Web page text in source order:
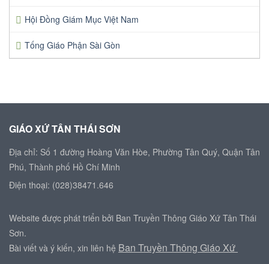
Hội Đồng Giám Mục Việt Nam
Tống Giáo Phận Sài Gòn
GIÁO XỨ TÂN THÁI SƠN
Địa chỉ: Số 1 đường Hoàng Văn Hòe, Phường Tân Quý, Quận Tân
Phú, Thành phố Hồ Chí Minh
Điện thoại: (028)38471.646
Website được phát triển bởi Ban Truyền Thông Giáo Xứ Tân Thái
Sơn.
Bài viết và ý kiến, xin liên hệ Ban Truyền Thông Giáo Xứ